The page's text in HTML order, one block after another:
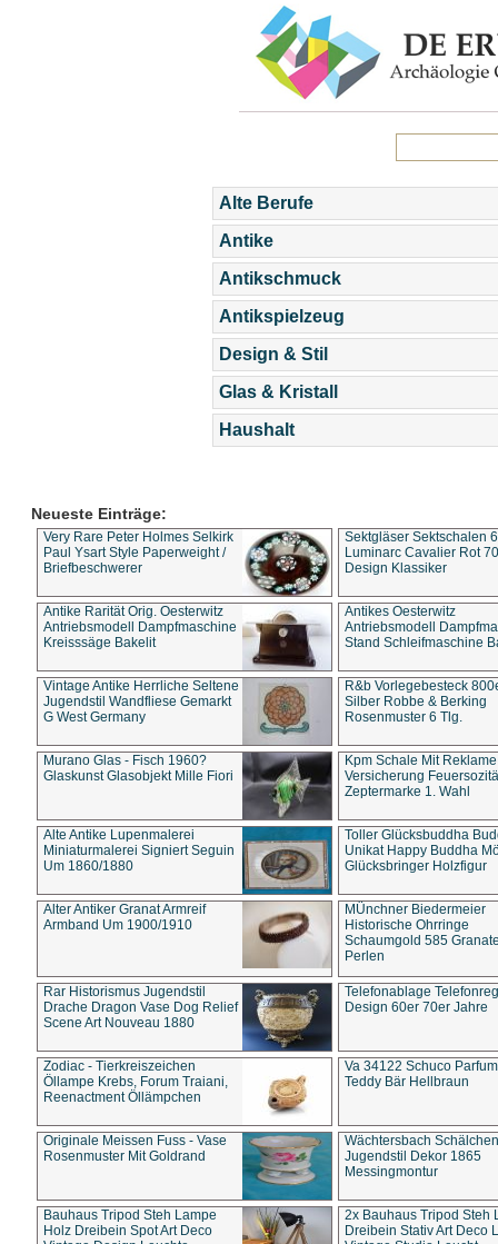
Alte Berufe
Antike
Antikschmuck
Antikspielzeug
Design & Stil
Glas & Kristall
Haushalt
Neueste Einträge:
Very Rare Peter Holmes Selkirk
Paul Ysart Style Paperweight /
Briefbeschwerer
Sektgläser Sektschalen
Luminarc Cavalier Rot
Design Klassiker
Antike Rarität Orig. Oesterwitz
Antriebsmodell Dampfmaschine
Kreisssäge Bakelit
Antikes Oesterwitz
Antriebsmodell
Stand Schleifmaschine
Vintage Antike Herrliche Seltene
Jugendstil Wandfliese Gemarkt
G West Germany
R&b Vorlegebesteck
Silber Robbe & Berking
Rosenmuster 6 Tlg.
Murano Glas - Fisch 1960?
Glaskunst Glasobjekt Mille Fiori
Kpm Schale Mit Reklame
Versicherung
Zeptermarke 1. Wahl
Alte Antike Lupenmalerei
Miniaturmalerei Signiert Seguin
Um 1860/1880
Toller Glücksbuddha
Unikat Happy Buddha
Glücksbringer Holzfigur
Alter Antiker Granat Armreif
Armband Um 1900/1910
MÜnchner Biedermeier
Historische Ohrringe
Schaumgold 585
Perlen
Rar Historismus Jugendstil
Drache Dragon Vase Dog Relief
Scene Art Nouveau 1880
Telefonablage
Design 60er 70er Jahre
Zodiac - Tierkreiszeichen
Öllampe Krebs, Forum Traiani,
Reenactment Öllämpchen
Va 34122 Schuco
Teddy Bär Hellbraun
Originale Meissen Fuss - Vase
Rosenmuster Mit Goldrand
Wächtersbach Schälchen
Jugendstil Dekor 1865
Messingmontur
Bauhaus Tripod Steh Lampe
Holz Dreibein Spot Art Deco
2x Bauhaus Tripod Steh
Dreibein Stativ Art Deco